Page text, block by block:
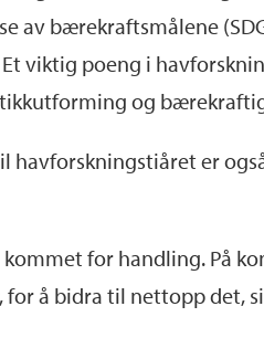
av bærekraftsmålene
viktig poeng i
og
havforskningstiåret er
kommet for handling. På
for å bidra til nettopp det,